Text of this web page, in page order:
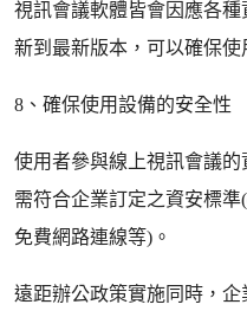
視訊會議軟體皆會因應各
新到最新版本，可以確保使
8、確保使用設備的安全性
使用者參與線上視訊會議
需符合企業訂定之資安標準
免費網路連線等)。
遠距辦公政策實施同時，企